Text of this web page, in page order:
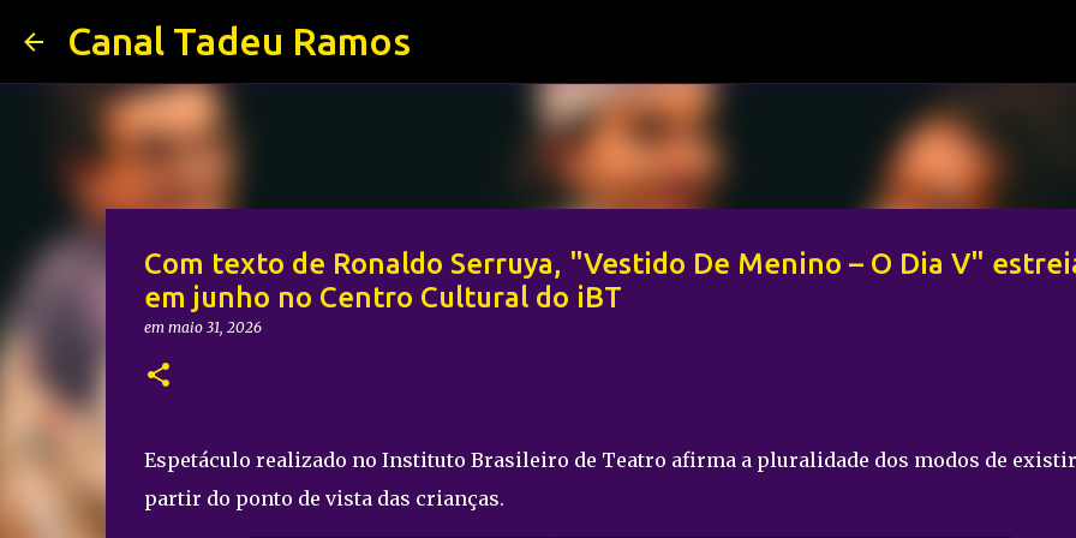
Canal Tadeu Ramos
Com texto de Ronaldo Serruya, "Vestido De Menino – O Dia V"
em junho no Centro Cultural do iBT
em maio 31, 2026
Espetáculo realizado no Instituto Brasileiro de Teatro afirma a pluralidade dos modos de
partir do ponto de vista das crianças.